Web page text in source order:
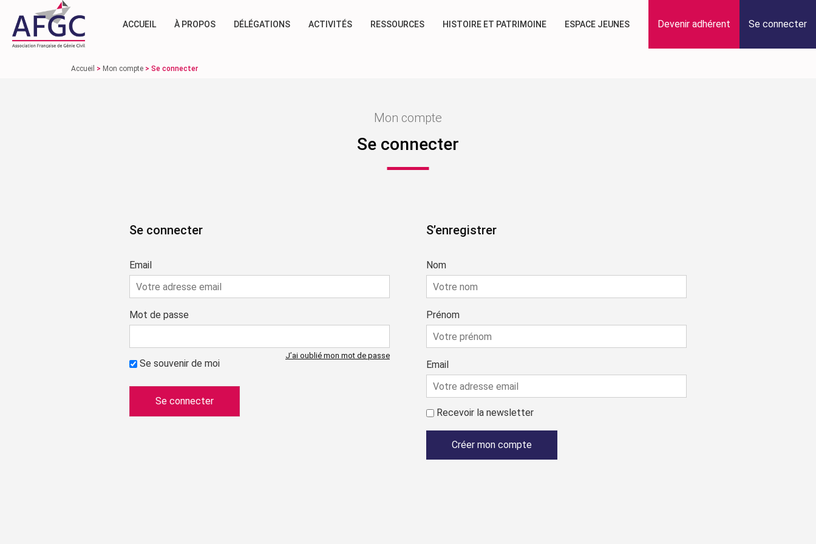
ACCUEIL À PROPOS DÉLÉGATIONS ACTIVITÉS RESSOURCES HISTOIRE ET PATRIMOINE ESPACE JEUNES Devenir adhérent Se connecter
Accueil > Mon compte > Se connecter
Mon compte
Se connecter
Se connecter
Email
Mot de passe
Se souvenir de moi
J’ai oublié mon mot de passe
S’enregistrer
Nom
Prénom
Email
Recevoir la newsletter